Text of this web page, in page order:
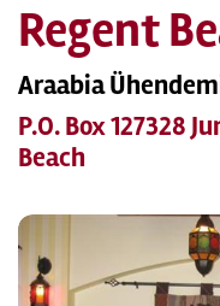
Regent
Araabia
P.O. Box 127328
Beach